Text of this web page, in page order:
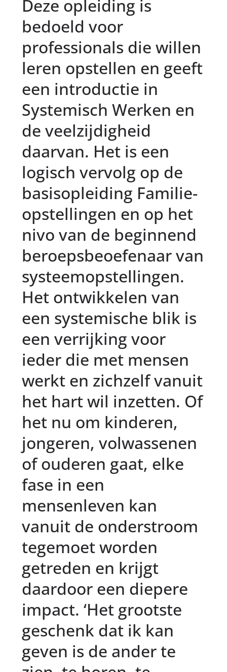
Deze opleiding is
bedoeld voor
professionals die willen
leren opstellen en geeft
een introductie in
Systemisch Werken en
de veelzijdigheid
daarvan. Het is een
logisch vervolg op de
basisopleiding Familie-
opstellingen en op het
nivo van de beginnend
beroepsbeoefenaar van
systeemopstellingen.
Het ontwikkelen van
een systemische blik is
een verrijking voor
ieder die met mensen
werkt en zichzelf vanuit
het hart wil inzetten. Of
het nu om kinderen,
jongeren, volwassenen
of ouderen gaat, elke
fase in een
mensenleven kan
vanuit de onderstroom
tegemoet worden
getreden en krijgt
daardoor een diepere
impact. ‘Het grootste
geschenk dat ik kan
geven is de ander te